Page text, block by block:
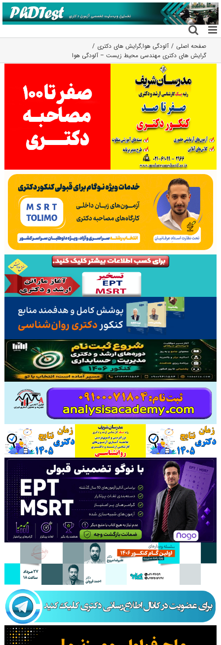
رفتن
به
محتوا
صفحه اصلی آلودگی هوا,گرایش های دکتری
گرایش های دکتری مهندسی محیط زیست – آلودگی هوا